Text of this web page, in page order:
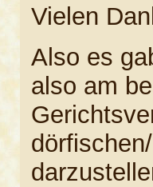
Vielen
Also es
also am